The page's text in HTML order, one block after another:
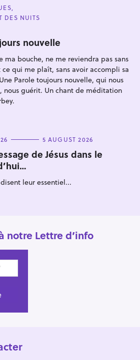
DES NUITS
nouvelle
bouche, ne me reviendra pas sans
qui me plaît, sans avoir accompli sa
Parole toujours nouvelle, qui nous
nous guérit. Un chant de méditation
5 AUGUST 2026
de Jésus dans le
leur essentiel...
notre Lettre d’info